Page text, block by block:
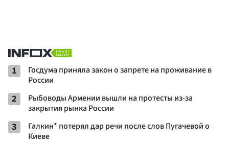
1
Госдума приняла закон о запрете на проживание в
России
2
Рыбоводы Армении вышли на протесты из-за
закрытия рынка России
3
Галкин* потерял дар речи после слов Пугачевой о
Киеве